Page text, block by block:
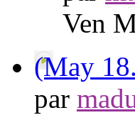
Ven
(May
par